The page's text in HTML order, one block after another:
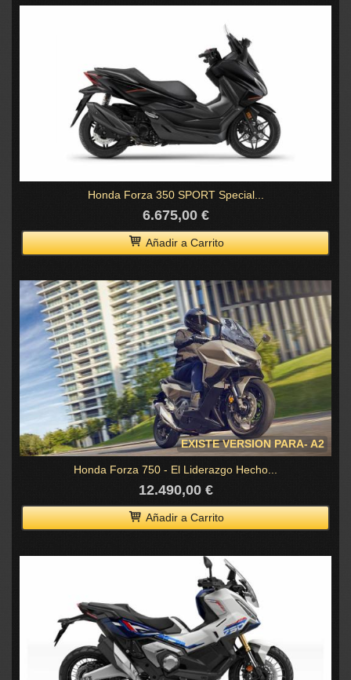
Honda Forza 350 SPORT Special...
6.675,00 €
Añadir a Carrito
EXISTE VERSION PARA- A2
Honda Forza 750 - El Liderazgo Hecho...
12.490,00 €
Añadir a Carrito